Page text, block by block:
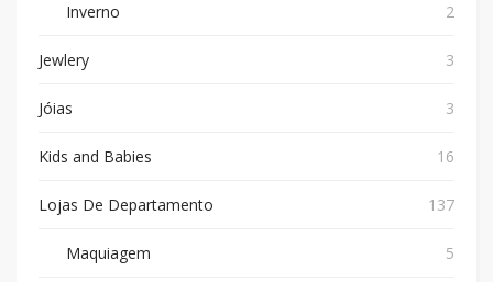
Inverno 2
Jewlery 3
Jóias 3
Kids and Babies 16
Lojas De Departamento 137
Maquiagem 5